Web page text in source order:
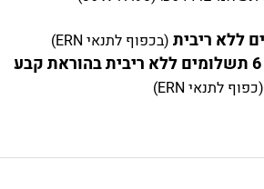
(בכפוף לתנאי ERN)
חדש - עד 6 תשלומים ללא ריבית בהוראת קבע
(כפוף לתנאי ERN)